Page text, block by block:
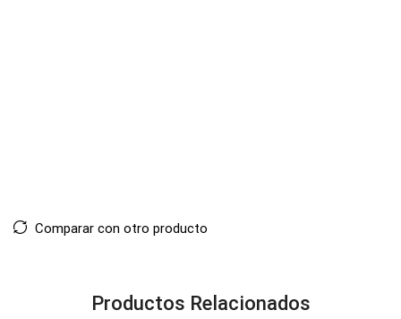
Comparar con otro producto
Productos Relacionados